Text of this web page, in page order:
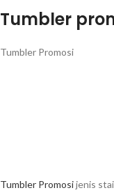
Tumbler
Tumbler Promosi
Tumbler Promosijenis